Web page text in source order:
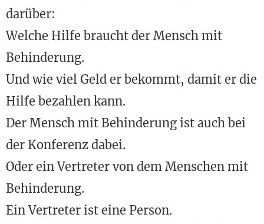
darüber:
Welche Hilfe braucht der Mensch mit
Behinderung.
Und wie viel Geld er bekommt, damit er die
Hilfe bezahlen kann.
Der Mensch mit Behinderung ist auch bei
der Konferenz dabei.
Oder ein Vertreter von dem Menschen mit
Behinderung.
Ein Vertreter ist eine Person.